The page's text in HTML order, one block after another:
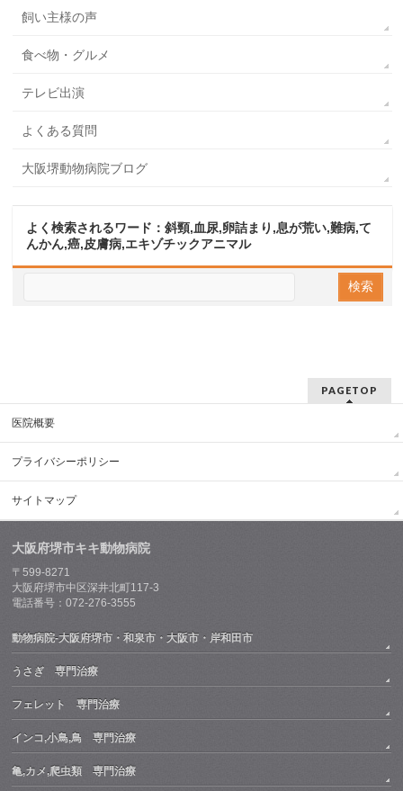
飼い主様の声
食べ物・グルメ
テレビ出演
よくある質問
大阪堺動物病院ブログ
よく検索されるワード：斜頸,血尿,卵詰まり,息が荒い,難病,て
んかん,癌,皮膚病,エキゾチックアニマル
PAGETOP
医院概要
プライバシーポリシー
サイトマップ
大阪府堺市キキ動物病院
〒599-8271
大阪府堺市中区深井北町117-3
電話番号：072-276-3555
動物病院-大阪府堺市・和泉市・大阪市・岸和田市
うさぎ 専門治療
フェレット 専門治療
インコ,小鳥,鳥 専門治療
亀,カメ,爬虫類 専門治療